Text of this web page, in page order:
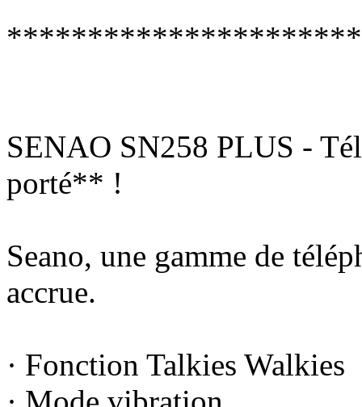
SENAO SN258 PLUS -
porté** !
Seano, une gamme de
accrue.
· Fonction Talkies Walkies